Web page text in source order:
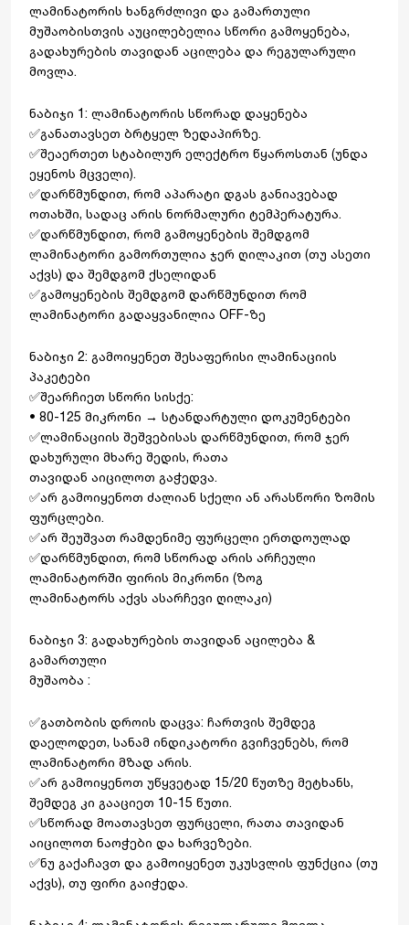
ლამინატორის ხანგრძლივი და გამართული
მუშაობისთვის აუცილებელია სწორი გამოყენება,
გადახურების თავიდან აცილება და რეგულარული
მოვლა.
ნაბიჯი 1: ლამინატორის სწორად დაყენება
✅განათავსეთ ბრტყელ ზედაპირზე.
✅შეაერთეთ სტაბილურ ელექტრო წყაროსთან (უნდა
ეყენოს მცველი).
✅დარწმუნდით, რომ აპარატი დგას განიავებად
ოთახში, სადაც არის ნორმალური ტემპერატურა.
✅დარწმუნდით, რომ გამოყენების შემდგომ
ლამინატორი გამორთულია ჯერ ღილაკით (თუ ასეთი
აქვს) და შემდგომ ქსელიდან
✅გამოყენების შემდგომ დარწმუნდით რომ
ლამინატორი გადაყვანილია OFF-ზე
ნაბიჯი 2: გამოიყენეთ შესაფერისი ლამინაციის
პაკეტები
✅შეარჩიეთ სწორი სისქე:
• 80-125 მიკრონი → სტანდარტული დოკუმენტები
✅ლამინაციის შეშვებისას დარწმუნდით, რომ ჯერ
დახურული მხარე შედის, რათა
თავიდან აიცილოთ გაჭედვა.
✅არ გამოიყენოთ ძალიან სქელი ან არასწორი ზომის
ფურცლები.
✅არ შეუშვათ რამდენიმე ფურცელი ერთდოულად
✅დარწმუნდით, რომ სწორად არის არჩეული
ლამინატორში ფირის მიკრონი (ზოგ
ლამინატორს აქვს ასარჩევი ღილაკი)
ნაბიჯი 3: გადახურების თავიდან აცილება &
გამართული
მუშაობა :
✅გათბობის დროის დაცვა: ჩართვის შემდეგ
დაელოდეთ, სანამ ინდიკატორი გვიჩვენებს, რომ
ლამინატორი მზად არის.
✅არ გამოიყენოთ უწყვეტად 15/20 წუთზე მეტხანს,
შემდეგ კი გააციეთ 10-15 წუთი.
✅სწორად მოათავსეთ ფურცელი, რათა თავიდან
აიცილოთ ნაოჭები და ხარვეზები.
✅ნუ გაქაჩავთ და გამოიყენეთ უკუსვლის ფუნქცია (თუ
აქვს), თუ ფირი გაიჭედა.